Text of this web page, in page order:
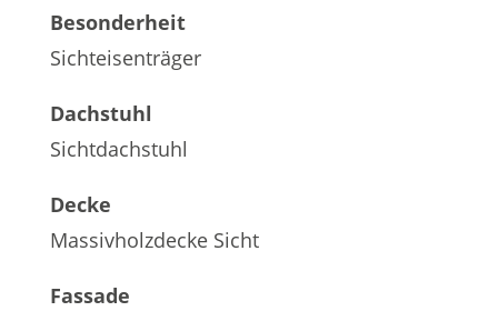
Besonderheit
Sichteisenträger
Dachstuhl
Sichtdachstuhl
Decke
Massivholzdecke Sicht
Fassade